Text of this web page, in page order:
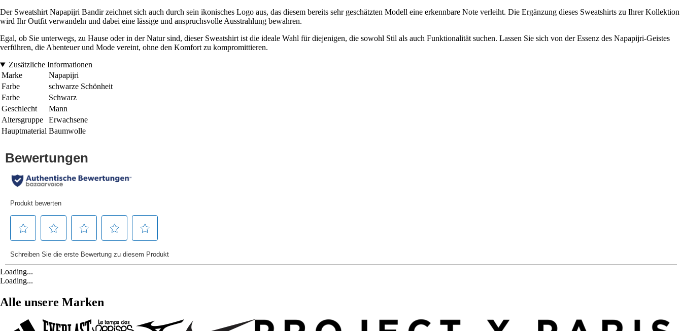
Der Sweatshirt Napapijri Bandir zeichnet sich auch durch sein ikonisches Logo aus, das diesem bereits sehr geschätzten Modell eine erkennbare Note verleiht. Die Ergänzung dieses Sweatshirts zu Ihrer Kollektion
wird Ihr Outfit verwandeln und dabei eine lässige und anspruchsvolle Ausstrahlung bewahren.
Egal, ob Sie unterwegs, zu Hause oder in der Natur sind, dieser Sweatshirt ist die ideale Wahl für diejenigen, die sowohl Stil als auch Funktionalität suchen. Lassen Sie sich von der Essenz des Napapijri-Geistes
verführen, die Abenteuer und Mode vereint, ohne den Komfort zu kompromittieren.
Zusätzliche Informationen
Marke
Napapijri
Farbe
schwarze Schönheit
Farbe
Schwarz
Geschlecht
Mann
Altersgruppe
Erwachsene
Hauptmaterial Baumwolle
Loading...
Loading...
Alle unsere Marken